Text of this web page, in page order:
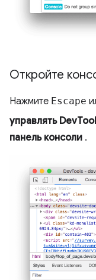
Откройте
Нажмите Escape
управлять
панель консоли .